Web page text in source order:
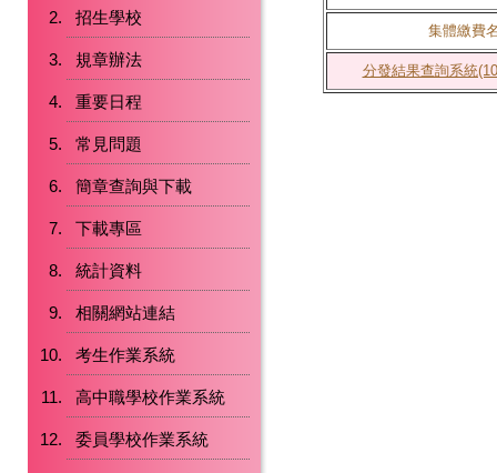
招生學校
規章辦法
重要日程
常見問題
簡章查詢與下載
下載專區
統計資料
相關網站連結
考生作業系統
高中職學校作業系統
委員學校作業系統
集體繳費
分發結果查詢系統